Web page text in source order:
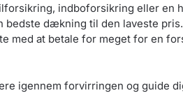
indboforsikring eller en
dækning til den laveste
med at betale for meget for en
igennem forvirringen og guide